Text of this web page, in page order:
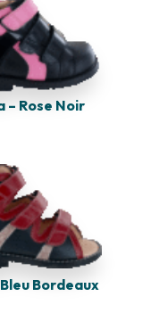
– Rose Noir
Bordeaux